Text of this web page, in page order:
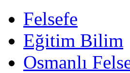
Felsefe
Eğitim Bilim
Osmanlı